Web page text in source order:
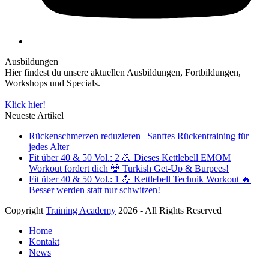
Ausbildungen
Hier findest du unsere aktuellen Ausbildungen, Fortbildungen,
Workshops und Specials.
Klick hier!
Neueste Artikel
Rückenschmerzen reduzieren | Sanftes Rückentraining für
jedes Alter
Fit über 40 & 50 Vol.: 2 💪 Dieses Kettlebell EMOM
Workout fordert dich 💀 Turkish Get-Up & Burpees!
Fit über 40 & 50 Vol.: 1 💪 Kettlebell Technik Workout 🔥
Besser werden statt nur schwitzen!
Copyright Training Academy 2026 - All Rights Reserved
Home
Kontakt
News